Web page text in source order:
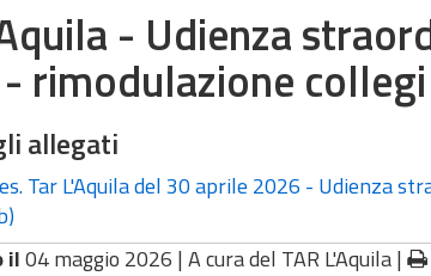
- Udienza
rimodulazione collegi
allegati
Tar L'Aquila del 30 aprile 2026 - Udienza
il04 maggio 2026 | A cura del TAR L'Aquila|